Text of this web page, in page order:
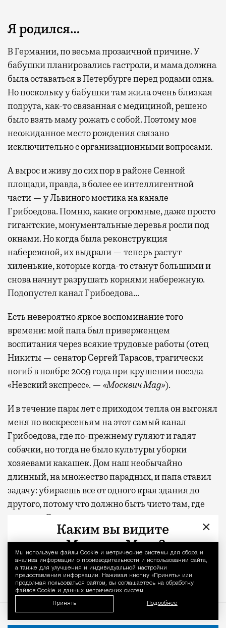
Уведомление
Мы используем файлы Сookie и метрические системы для сбора и
анализа информации о производительности и использовании сайта,
а также для улучшения и индивидуальной настройки
предоставления информации. Нажимая кнопку «Принять» или
продолжая пользоваться сайтом, вы соглашаетесь на обработку
файлов Cookie и данных метрических систем.
Принять Подробнее
Современный путешественник часто берет
с собой не только чемодан, но и ноутбук.
А ожидание рейса все чаще превращается
не в потерянное время, а в возможность
спокойно закончить дела или спланировать
активности в путешествии, например
забронировать нужные билеты и рестораны.
Бизнес-зал становится местом, где можно
провести переговоры, поработать или просто
выпить кофе, наблюдая сквозь панорамные
окна за тем, как взлетают и садятся
самолеты. В Москве нет недостатка
в лаунжах. В аэропортах их обычно
несколько — в разных зонах воздушных
гаваней. На некоторых вокзалах — тоже.
Лаунжи доступны на Ленинградском,
Павелецком, Казанском, Ярославском
Попасть в бизнес-залы
могут держатели карт Mir Supreme. Причем
не только в столице. Всего доступно более
1000 бизнес-залов по всему миру.
Я родился…
В Германии, по весьма прозаичной причине. У
бабушки планировались гастроли, и мама должна
была оставаться в Петербурге перед родами одна.
Но поскольку у бабушки там жила очень близкая
подруга, как-то связанная с медициной, решено
было взять маму рожать с собой. Поэтому мое
неожиданное место рождения связано
исключительно с организационными вопросами.
А вырос и живу до сих пор в районе Сенной
площади, правда, в более ее интеллигентной
части — у Львиного мостика на канале
Грибоедова. Помню, какие огромные, даже просто
гигантские, монументальные деревья росли под
окнами. Но когда была реконструкция
набережной, их выдрали — теперь растут
хиленькие, которые когда-то станут большими и
снова начнут разрушать корнями набережную.
Подопустел канал Грибоедова…
Есть невероятно яркое воспоминание того
времени: мой папа был приверженцем
воспитания через всякие трудовые работы (отец
Никиты — сенатор Сергей Тарасов, трагически
погиб в ноябре 2009 года при крушении поезда
«Невский экспресс». — «Москвич Mag»).
И в течение пары лет с приходом тепла он выгонял
меня по воскресеньям на этот самый канал
Грибоедова, где по-прежнему гуляют и гадят
собачки, но тогда не было культуры уборки
хозяевами какашек. Дом наш необычайно
длинный, на множество парадных, и папа ставил
задачу: убираешь все от одного края здания до
другого, потому что должно быть чисто там, где
живешь. Сам он при этом, как говорил, руководил
моей работой, то есть лежал на диване, смотрел
футбол и читал газеты, периодически
высовываясь из окна, чтобы контролировать ход
работ.
ПРОДОЛЖЕНИЕ НИЖЕ
×